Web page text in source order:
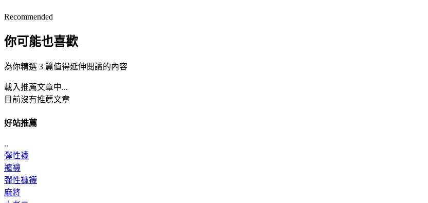
Recommended
你可能也喜歡
為你精選 3 篇值得延伸閱讀的內容
載入推薦文章中...
目前沒有推薦文章
好站推薦
..
彈性襪
褲襪
彈性褲襪
麻將